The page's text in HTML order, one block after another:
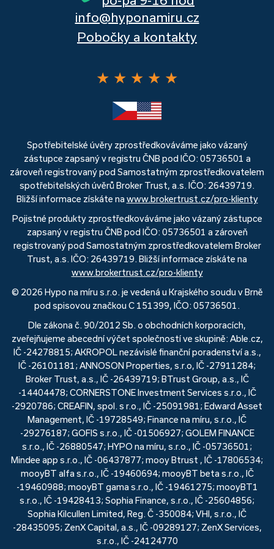
info@hyponamiru.cz
Pobočky a kontakty
★ ★ ★ ★ ★
Spotřebitelské úvěry zprostředkováváme jako vázaný
zástupce zapsaný v registru ČNB pod IČO: 05736501 a
zároveň registrovaný pod Samostatným zprostředkovatelem
spotřebitelských úvěrů Broker Trust, a.s. IČO: 26439719.
Bližší informace získáte na www.brokertrust.cz/pro-klienty
Pojistné produkty zprostředkováváme jako vázaný zástupce
zapsaný v registru ČNB pod IČO: 05736501 a zároveň
registrovaný pod Samostatným zprostředkovatelem Broker
Trust, a.s. IČO: 26439719. Bližší informace získáte na
www.brokertrust.cz/pro-klienty
© 2026 Hypo na míru s.r.o. je vedená u Krajského soudu v Brně
pod spisovou značkou C 151399, IČO: 05736501.
Dle zákona č. 90/2012 Sb. o obchodních korporacích,
zveřejňujeme abecední výčet společností ve skupině: Able.cz,
IČ -24278815; AKROPOL nezávislé finanční poradenství a.s.,
IČ -26101181; ANNOSON Properties, s.r.o, IČ -27911284;
Broker Trust, a.s., IČ -26439719; BTrust Group, a.s., IČ
-14404478; CORNERSTONE Investment Services s.r.o., IČ
-2920786; CREAFIN, spol. s r.o., IČ -25091981; Edward Asset
Management, IČ -19728549; Finance na míru, s.r.o., IČ
-29276187; GOFIS s.r.o., IČ -01506927; GOLEM FINANCE
s.r.o., IČ -26880547; HYPO na míru, s.r.o., IČ -05736501;
Mindee app s.r.o., IČ -06437877; mooy Btrust , IČ -17806534;
mooyBT alfa s.r.o., IČ -19460694; mooyBT beta s.r.o., IČ
-19460988; mooyBT gama s.r.o., IČ -19461275; mooyBT1
s.r.o., IČ -19428413; Sophia Finance, s.r.o., IČ -25604856;
Sophia Kilcullen Limited, Reg. Č -350084; VHI, s.r.o., IČ
-28435095; ZenX Capital, a.s., IČ -09289127; ZenX Services,
s.r.o., IČ -24124770